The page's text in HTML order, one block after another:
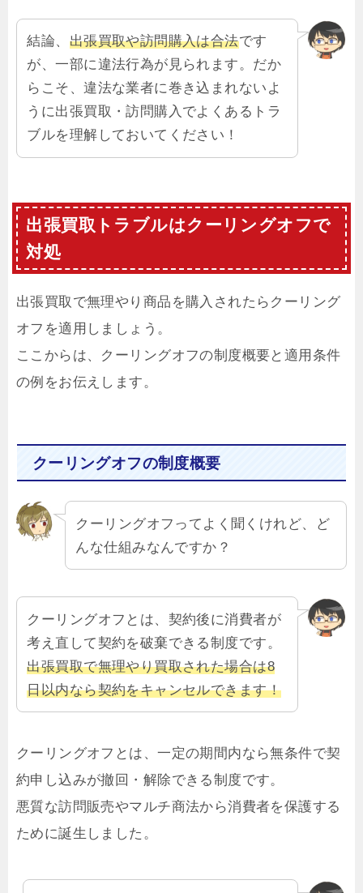
結論、 出張買取や訪問購入は合法です
が、一部に違法行為が見られます。だか
らこそ、違法な業者に巻き込まれないよ
うに出張買取・訪問購入でよくあるトラ
ブルを理解しておいてください！
出張買取トラブルはクーリングオフで
対処
出張買取で無理やり商品を購入されたらクーリング
オフを適用しましょう。
ここからは、クーリングオフの制度概要と適用条件
の例をお伝えします。
クーリングオフの制度概要
クーリングオフってよく聞くけれど、ど
んな仕組みなんですか？
クーリングオフとは、契約後に消費者が
考え直して契約を破棄できる制度です。
出張買取で無理やり買取された場合は8
日以内なら契約をキャンセルできます！
クーリングオフとは、一定の期間内なら無条件で契
約申し込みが撤回・解除できる制度です。
悪質な訪問販売やマルチ商法から消費者を保護する
ために誕生しました。